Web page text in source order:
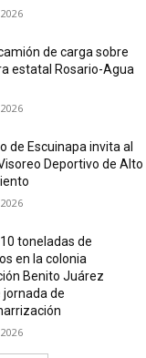
de carga sobre
estatal Rosario-Agua
de Escuinapa invita al
Deportivo de Alto
toneladas de
en la colonia
Benito Juárez
de